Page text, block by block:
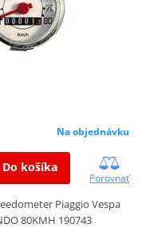
Na objednávku
Do košíka
Porovnať
Piaggio Vespa
80KMH 190743